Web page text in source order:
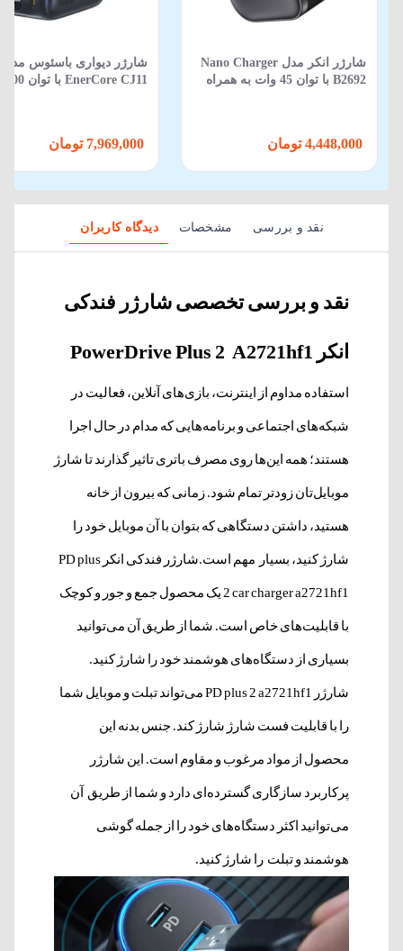
شارژر انکر مدل Nano Charger
B2692 با توان 45 وات به همراه
شارژر دیواری باسئوس مدل
EnerCore CJ11 با توان 100 وات
نقد و بررسی مشخصات دیدگاه کاربران
نقد و بررسی تخصصی شارژر فندکی
انکر PowerDrive Plus 2 A2721hf1
استفاده مداوم از اینترنت، بازی‌های آنلاین، فعالیت در
شبکه‌های اجتماعی و برنامه‌هایی که مدام در حال اجرا
هستند؛ همه این‌ها روی مصرف باتری تاثیر گذارند تا شارژ
موبایل‌تان زودتر تمام شود. زمانی که بیرون از خانه
هستید، داشتن دستگاهی که بتوان با آن موبایل خود را
شارژ کنید، بسیار مهم است.شارژر فندکی انکر PD plus
2 car charger a2721hf1 یک محصول جمع و جور و کوچک
با قابلیت‌های خاص است. شما از طریق آن می‌توانید
بسیاری از دستگاه‌های هوشمند خود را شارژ کنید.
شارژر PD plus 2 a2721hf1 می‌تواند تبلت و موبایل شما
را با قابلیت فست شارژ شارژ کند. جنس بدنه این
محصول از مواد مرغوب و مقاوم است. این شارژر
پرکاربرد سازگاری گسترده‌ای دارد و شما از طریق آن
می‌توانید اکثر دستگاه‌های خود را از جمله گوشی
هوشمند و تبلت را شارژ کنید.